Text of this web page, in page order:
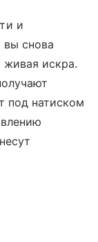
и
снова
живая искра.
под натиском